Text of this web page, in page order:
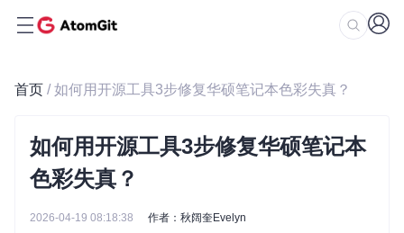
首页 / 如何用开源工具3步修复华硕笔记本色彩失真？
如何用开源工具3步修复华硕笔记本
色彩失真？
2026-04-19 08:18:38 作者：秋阔奎Evelyn